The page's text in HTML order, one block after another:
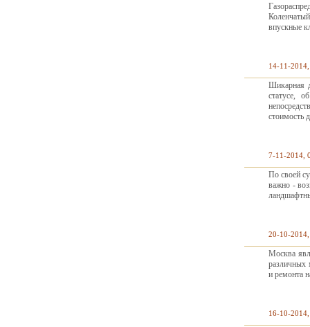
впускные
14-11-
Шикарная
статусе,
стоимость
7-11-2014,
По своей
важно -
20-10-
Москва
различных
и ремонта
16-10-